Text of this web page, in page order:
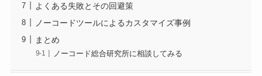
よくある失敗とその回避策
ノーコードツールによるカスタマイズ事例
まとめ
ノーコード総合研究所に相談してみる